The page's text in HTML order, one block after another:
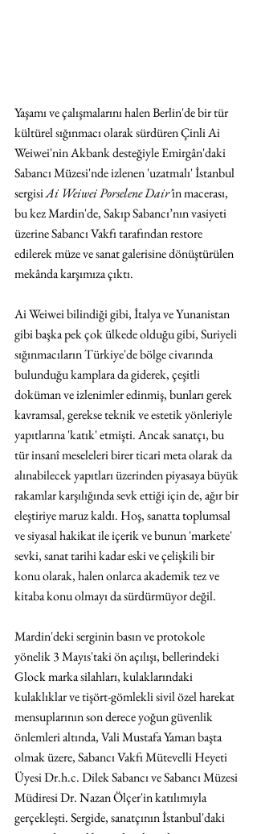
Yaşamı ve çalışmalarını halen Berlin'de bir tür
kültürel sığınmacı olarak sürdüren Çinli Ai
Weiwei'nin Akbank desteğiyle Emirgân'daki
Sabancı Müzesi'nde izlenen 'uzatmalı' İstanbul
sergisi Ai Weiwei Porselene Dair'in macerası,
bu kez Mardin'de, Sakıp Sabancı’nın vasiyeti
üzerine Sabancı Vakfı tarafından restore
edilerek müze ve sanat galerisine dönüştürülen
mekânda karşımıza çıktı.
Ai Weiwei bilindiği gibi, İtalya ve Yunanistan
gibi başka pek çok ülkede olduğu gibi, Suriyeli
sığınmacıların Türkiye'de bölge civarında
bulunduğu kamplara da giderek, çeşitli
doküman ve izlenimler edinmiş, bunları gerek
kavramsal, gerekse teknik ve estetik yönleriyle
yapıtlarına 'katık' etmişti. Ancak sanatçı, bu
tür insanî meseleleri birer ticari meta olarak da
alınabilecek yapıtları üzerinden piyasaya büyük
rakamlar karşılığında sevk ettiği için de, ağır bir
eleştiriye maruz kaldı. Hoş, sanatta toplumsal
ve siyasal hakikat ile içerik ve bunun 'markete'
sevki, sanat tarihi kadar eski ve çelişkili bir
konu olarak, halen onlarca akademik tez ve
kitaba konu olmayı da sürdürmüyor değil.
Mardin'deki serginin basın ve protokole
yönelik 3 Mayıs'taki ön açılışı, bellerindeki
Glock marka silahları, kulaklarındaki
kulaklıklar ve tişört-gömlekli sivil özel harekat
mensuplarının son derece yoğun güvenlik
önlemleri altında, Vali Mustafa Yaman başta
olmak üzere, Sabancı Vakfı Mütevelli Heyeti
Üyesi Dr.h.c. Dilek Sabancı ve Sabancı Müzesi
Müdiresi Dr. Nazan Ölçer'in katılımıyla
gerçekleşti. Sergide, sanatçının İstanbul'daki